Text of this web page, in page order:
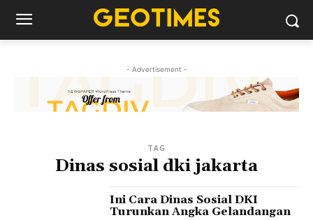
- Advertisement -
TAG
Dinas sosial dki jakarta
Ini Cara Dinas Sosial DKI
Turunkan Angka Gelandangan